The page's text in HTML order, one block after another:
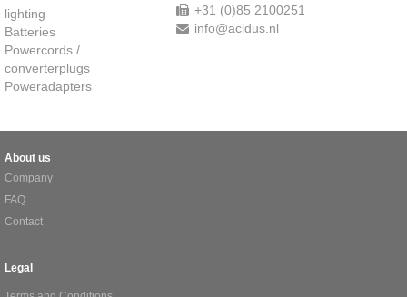
lighting
Batteries
Powercords /
converterplugs
Poweradapters
+31 (0)85 2100251
info@acidus.nl
About us
Company
FAQ
Contact
Legal